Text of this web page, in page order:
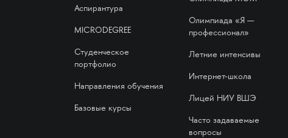
Аспирантура
MICRODEGREE
Студенческое
портфолио
Направления обучения
Базовые курсы
Олимпиада «Я —
профессионал»
Летние интенсивы
Интернет-школа
Лицей НИУ ВШЭ
Часто задаваемые
вопросы